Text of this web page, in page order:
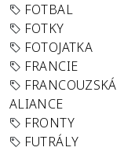
FOTBAL
FOTKY
FOTOJATKA
FRANCIE
FRANCOUZSKÁ
ALIANCE
FRONTY
FUTRÁLY